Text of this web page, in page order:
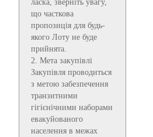
ласка, зверніть увагу,
що часткова
пропозиція для будь-
якого Лоту не буде
прийнята.
2. Мета закупівлі
Закупівля проводиться
з метою забезпечення
транзитними
гігієнічними наборами
евакуйованого
населення в межах